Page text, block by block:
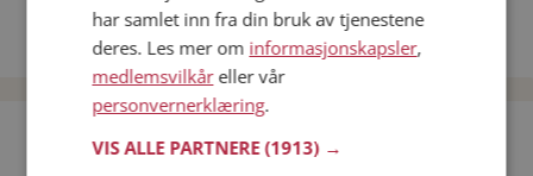
Date menn i Norge
Date kvinner i Norge
Bli medlem gratis!
har samlet inn fra din bruk av tjenestene
deres. Les mer om informasjonskapsler,
medlemsvilkåreller vår
personvernerklæring.
VIS ALLE PARTNERE(1913) →